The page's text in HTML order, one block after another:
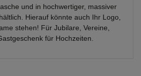
und in hochwertiger, massiver
Hierauf könnte auch Ihr Logo,
stehen! Für Jubilare, Vereine,
für Hochzeiten.